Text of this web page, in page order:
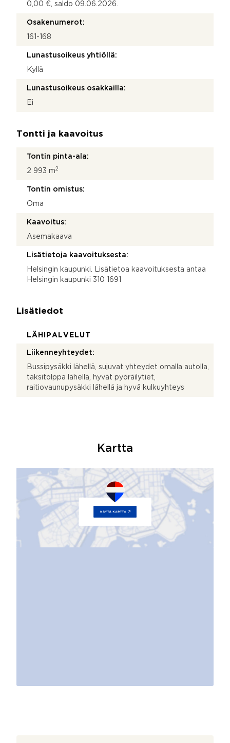
0,00 €, saldo 09.06.2026.
Osakenumerot:
161-168
Lunastusoikeus yhtiöllä:
Kyllä
Lunastusoikeus osakkailla:
Ei
Tontti ja kaavoitus
Tontin pinta-ala:
2 993 m2
Tontin omistus:
Oma
Kaavoitus:
Asemakaava
Lisätietoja kaavoituksesta:
Helsingin kaupunki. Lisätietoa kaavoituksesta antaa
Helsingin kaupunki 310 1691
Lisätiedot
LÄHIPALVELUT
Liikenneyhteydet:
Bussipysäkki lähellä, sujuvat yhteydet omalla autolla,
taksitolppa lähellä, hyvät pyöräilytiet,
raitiovaunupysäkki lähellä ja hyvä kulkuyhteys
Kartta